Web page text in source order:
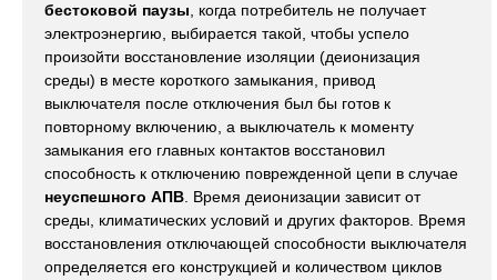
бестоковой паузы , когда потребитель не получает
электроэнергию, выбирается такой, чтобы успело
произойти восстановление изоляции (деионизация
среды) в месте короткого замыкания, привод
выключателя после отключения был бы готов к
повторному включению, а выключатель к моменту
замыкания его главных контактов восстановил
способность к отключению поврежденной цепи в случае
неуспешного АПВ . Время деионизации зависит от
среды, климатических условий и других факторов. Время
восстановления отключающей способности выключателя
определяется его конструкцией и количеством циклов